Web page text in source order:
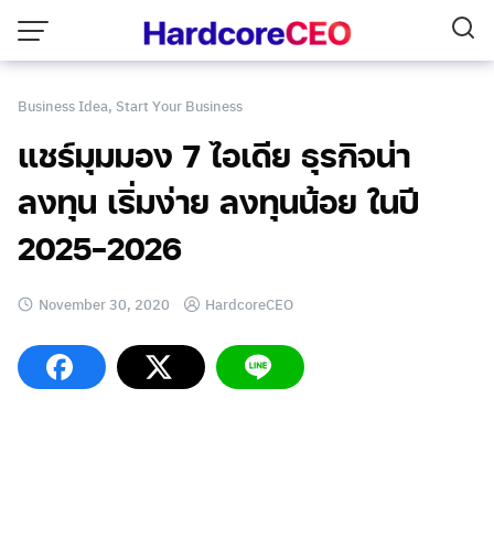
content
Business Idea, Start Your Business
แชร์มุมมอง 7 ไอเดีย ธุรกิจน่า
ลงทุน เริ่มง่าย ลงทุนน้อย ในปี
2025-2026
November 30, 2020 HardcoreCEO